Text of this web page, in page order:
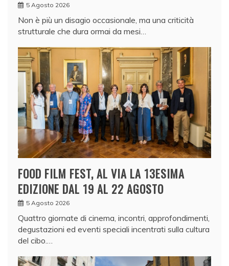
5 Agosto 2026
Non è più un disagio occasionale, ma una criticità
strutturale che dura ormai da mesi…
FOOD FILM FEST, AL VIA LA 13ESIMA
EDIZIONE DAL 19 AL 22 AGOSTO
5 Agosto 2026
Quattro giornate di cinema, incontri, approfondimenti,
degustazioni ed eventi speciali incentrati sulla cultura
del cibo.…